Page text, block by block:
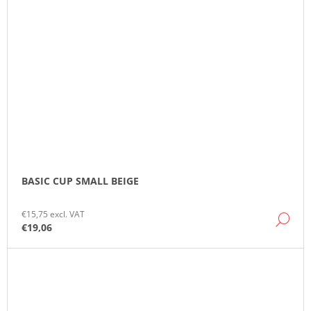
BASIC CUP SMALL BEIGE
€15,75 excl. VAT
€19,06